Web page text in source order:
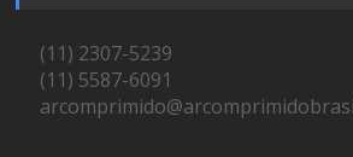
(11) 2307-5239
(11) 5587-6091